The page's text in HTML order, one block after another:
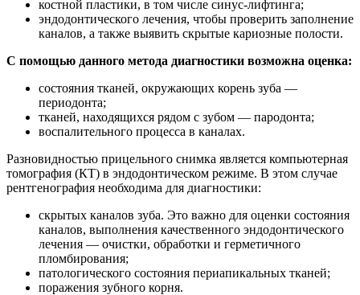
костной пластики, в том числе синус-лифтинга;
эндодонтического лечения, чтобы проверить заполнение
каналов, а также выявить скрытые кариозные полости.
C помощью данного метода диагностики возможна оценка:
состояния тканей, окружающих корень зуба —
периодонта;
тканей, находящихся рядом с зубом — пародонта;
воспалительного процесса в каналах.
Разновидностью прицельного снимка является компьютерная
томография (КТ) в эндодонтическом режиме. В этом случае
рентгенография необходима для диагностики:
скрытых каналов зуба. Это важно для оценки состояния
каналов, выполнения качественного эндодонтического
лечения — очистки, обработки и герметичного
пломбирования;
патологического состояния периапикальных тканей;
поражения зубного корня.